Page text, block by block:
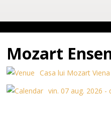
Mozart
Casa lui Mozart Viena
vin. 07 aug. 2026 -